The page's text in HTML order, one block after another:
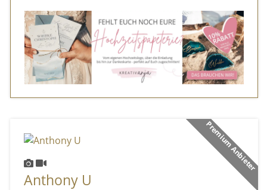
Premium Anbieter
Anthony U